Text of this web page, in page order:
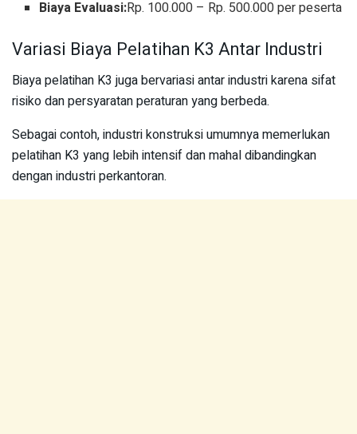
Biaya Evaluasi:Rp. 100.000 – Rp. 500.000 per peserta
Variasi Biaya Pelatihan K3 Antar Industri
Biaya pelatihan K3 juga bervariasi antar industri karena sifat
risiko dan persyaratan peraturan yang berbeda.
Sebagai contoh, industri konstruksi umumnya memerlukan
pelatihan K3 yang lebih intensif dan mahal dibandingkan
dengan industri perkantoran.